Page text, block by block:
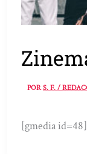
PORS. F. /
[gmedia id=48]